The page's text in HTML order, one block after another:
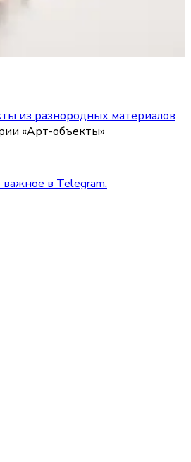
из разнородных материалов
«Арт-объекты»
в Telegram.